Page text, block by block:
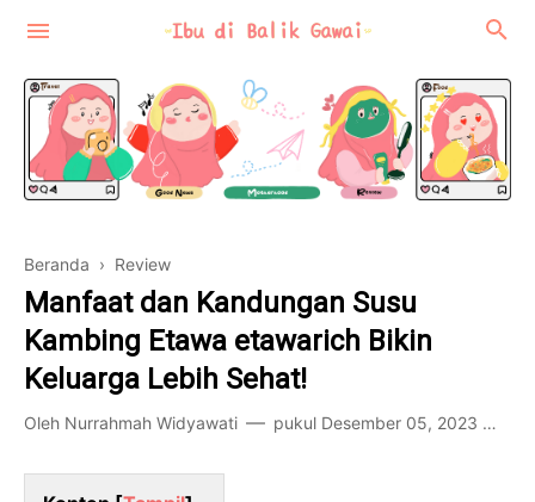
Motherhood
Review
Food-Travel
Beranda › Review
Manfaat dan Kandungan Susu
Kambing Etawa etawarich Bikin
Keluarga Lebih Sehat!
Oleh Nurrahmah Widyawati pukul Desember 05, 2023